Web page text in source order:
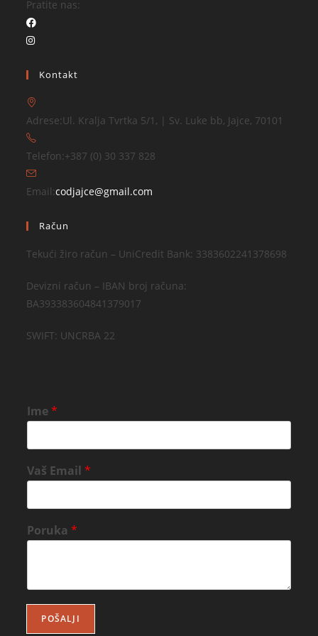
Pratite nas:
Kontakt
Adrese:Ul. Kralja Tvrtka 5/1, | Sv. Luke bb, Jajce, 70101
Telefon:+387 (0) 30 337 828
Email:codjajce@gmail.com
Račun
Tekući žiro račun – UniCredit Bank: 3383602241378698
Devizni račun – IBAN broj računa:
BA393383604841379017
SWIFT: UNCRBA 22
Ime*
Vaš Email*
Poruka*
POŠALJI